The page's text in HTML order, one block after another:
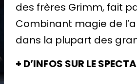
des frères Grimm, fait
Combinant magie de
dans la plupart des
+ D’INFOS SUR LE